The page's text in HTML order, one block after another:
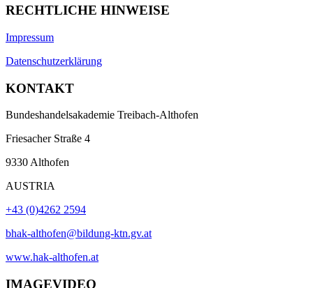
RECHTLICHE HINWEISE
Impressum
Datenschutzerklärung
KONTAKT
Bundeshandelsakademie Treibach-Althofen
Friesacher Straße 4
9330 Althofen
AUSTRIA
+43 (0)4262 2594
bhak-althofen@bildung-ktn.gv.at
www.hak-althofen.at
IMAGEVIDEO